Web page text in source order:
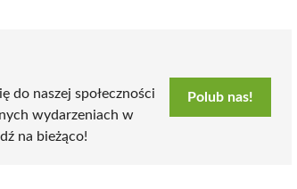
do naszej społeczności
wydarzeniach w
na bieżąco!
Polub nas!